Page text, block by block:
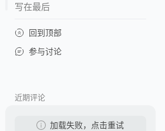
写在最后
回到顶部
参与讨论
近期评论
加载失败，点击重试